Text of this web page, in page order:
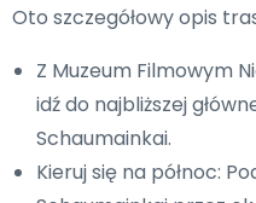
Oto szczegółowy opis
Z Muzeum Filmowym
idź do najbliższej
Schaumainkai.
Kieruj się na północ: